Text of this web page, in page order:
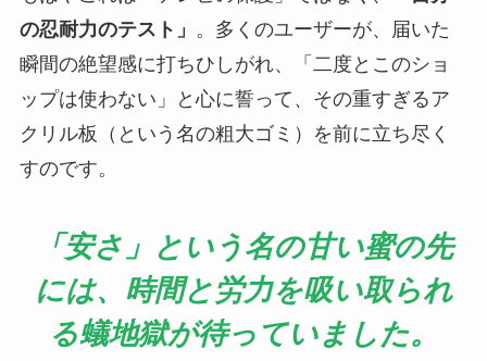
の忍耐力のテスト」 。多くのユーザーが、届いた
瞬間の絶望感に打ちひしがれ、「二度とこのショ
ップは使わない」と心に誓って、その重すぎるア
クリル板（という名の粗大ゴミ）を前に立ち尽く
すのです。
「安さ」という名の甘い蜜の先
には、時間と労力を吸い取られ
る蟻地獄が待っていました。